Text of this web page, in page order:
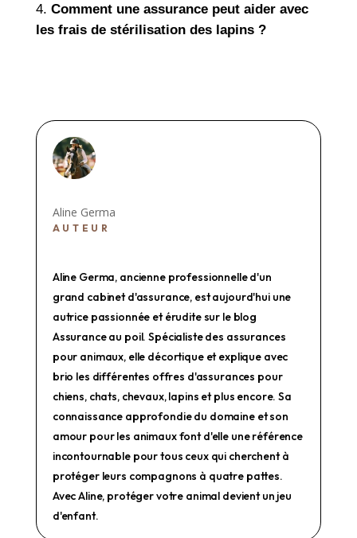
Comment une assurance peut aider avec
les frais de stérilisation des lapins ?
Aline Germa
AUTEUR
Aline Germa, ancienne professionnelle d'un
grand cabinet d'assurance, est aujourd'hui une
autrice passionnée et érudite sur le blog
Assurance au poil. Spécialiste des assurances
pour animaux, elle décortique et explique avec
brio les différentes offres d'assurances pour
chiens, chats, chevaux, lapins et plus encore. Sa
connaissance approfondie du domaine et son
amour pour les animaux font d'elle une référence
incontournable pour tous ceux qui cherchent à
protéger leurs compagnons à quatre pattes.
Avec Aline, protéger votre animal devient un jeu
d'enfant.